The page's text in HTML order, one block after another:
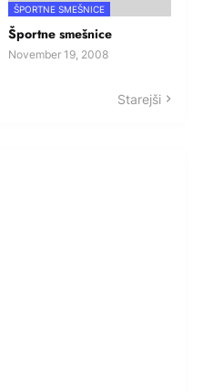
ŠPORTNE SMEŠNICE
Športne smešnice
November 19, 2008
Starejši